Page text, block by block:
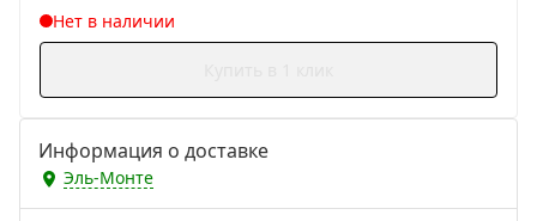
Нет в наличии
Информация о доставке
Эль-Монте